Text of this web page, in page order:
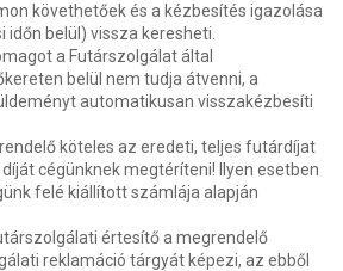
követhetőek és a kézbesítés igazolása
időn belül) vissza keresheti.
a Futárszolgálat által
belül nem tudja átvenni, a
automatikusan visszakézbesíti
köteles az eredeti, teljes futárdíjat
cégünknek megtéríteni! Ilyen esetben
felé kiállított számlája alapján
értesítő a megrendelő
reklamáció tárgyát képezi, az ebből